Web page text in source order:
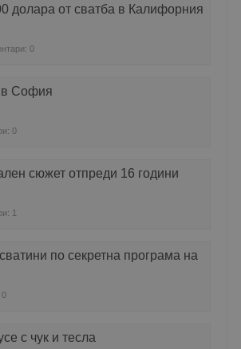
долара от сватба в Калифорния
0
в София
0
сюжет отпреди 16 години
1
по секретна програма на
0
с чук и тесла